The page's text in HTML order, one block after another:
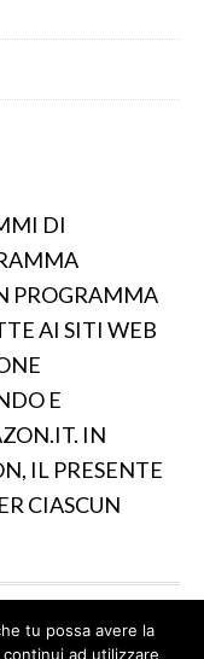
DI
PROGRAMMA
AI SITI WEB
E
IN
IL PRESENTE
CIASCUN
AFFILIAZIONE
tu possa avere la
ad utilizzare